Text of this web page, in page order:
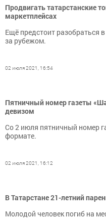
Продвигать татарстанские
маркетплейсах
Ещё предстоит разобраться
за рубежом.
02 июля 2021, 16:54
Пятничный номер газеты
девизом
Со 2 июля пятничный номер
формате.
02 июля 2021, 16:12
В Татарстане 21-летний
Молодой человек погиб на